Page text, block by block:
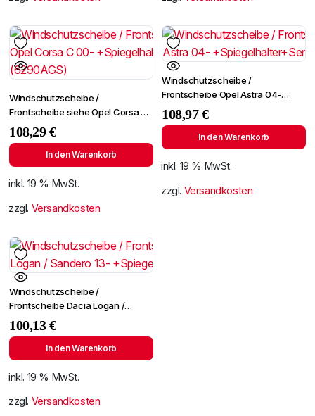
Windschutzscheibe /
Frontscheibe siehe Opel Corsa C
00- +Spiegelhalter (6290AGS)
108,29€
In den Warenkorb
inkl. 19 % MwSt.
zzgl. Versandkosten
Windschutzscheibe /
Frontscheibe Opel Astra 04-
+Spiegelhalter+Sensor
108,97€
In den Warenkorb
inkl. 19 % MwSt.
zzgl. Versandkosten
Windschutzscheibe /
Frontscheibe Dacia Logan /
Sandero 13- +Spiegelhalter
100,13€
In den Warenkorb
inkl. 19 % MwSt.
zzgl. Versandkosten